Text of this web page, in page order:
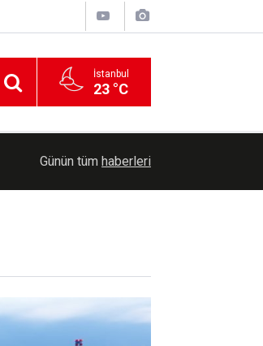
İstanbul
23 °C
Erzurum'da Bağımlılıkla Mücadele İl
Günün tüm haberleri